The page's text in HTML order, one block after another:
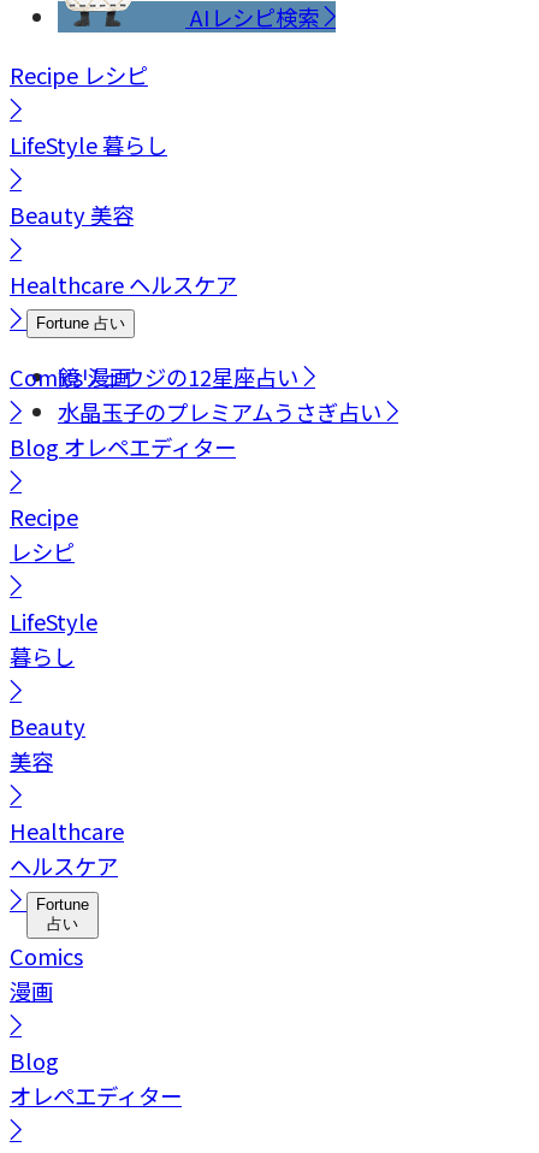
AIレシピ検索
Recipe レシピ
LifeStyle暮らし
Beauty美容
Healthcareヘルスケア
Fortune 占い
鏡リュウジの12星座占い
水晶玉子のプレミアムうさぎ占い
Comics漫画
Blog オレペエディター
Recipe
レシピ
LifeStyle
暮らし
Beauty
美容
Healthcare
ヘルスケア
Fortune
占い
Comics
漫画
Blog
オレペエディター